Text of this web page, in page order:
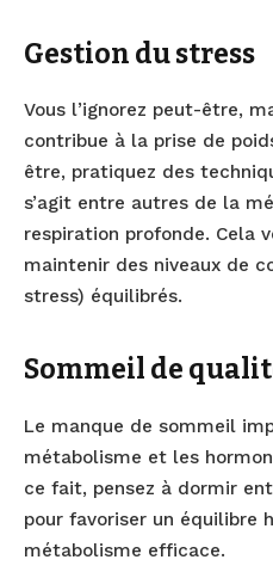
Gestion du stress
Vous l’ignorez peut-être,
contribue à la prise de
être, pratiquez des
s’agit entre autres de la
respiration profonde. Cela
maintenir des niveaux de
stress) équilibrés.
Sommeil de
Le manque de sommeil
métabolisme et les
ce fait, pensez à dormir
pour favoriser un équilibre
métabolisme efficace.